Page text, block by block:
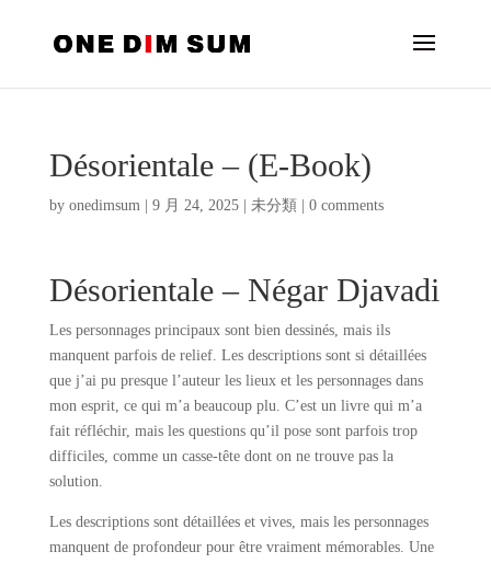
Désorientale – (E-Book)
by onedimsum| 9 月 24, 2025| 未分類 0 comments
Désorientale – Négar Djavadi
Les personnages principaux sont bien dessinés, mais ils
manquent parfois de relief. Les descriptions sont si détaillées
que j’ai pu presque l’auteur les lieux et les personnages dans
mon esprit, ce qui m’a beaucoup plu. C’est un livre qui m’a
fait réfléchir, mais les questions qu’il pose sont parfois trop
difficiles, comme un casse-tête dont on ne trouve pas la
solution.
Les descriptions sont détaillées et vives, mais les personnages
manquent de profondeur pour être vraiment mémorables. Une